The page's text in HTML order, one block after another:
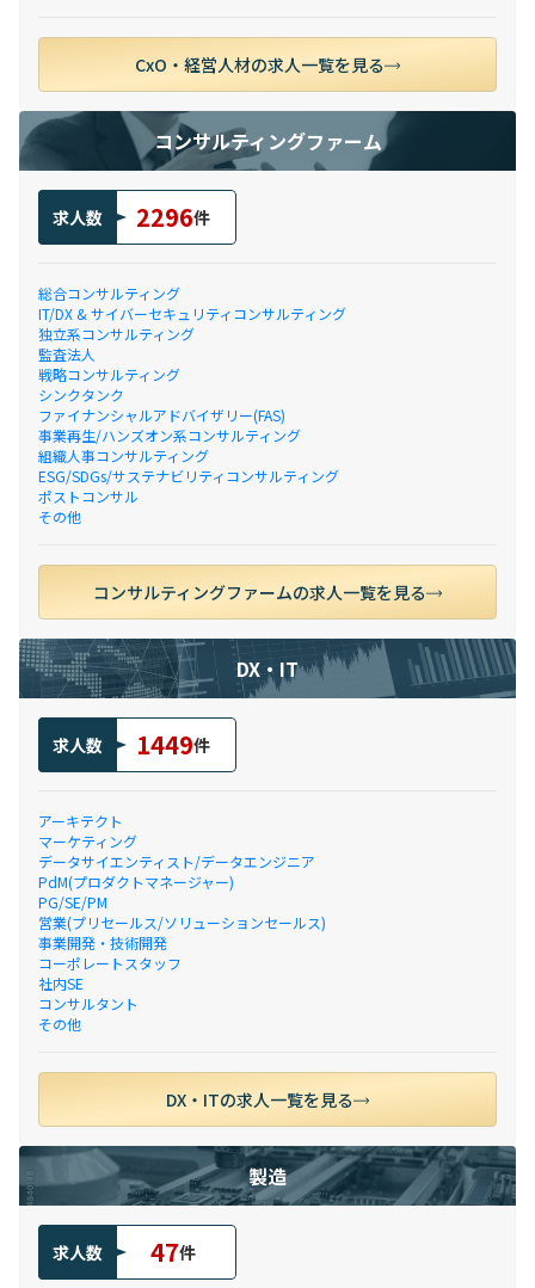
CxO・経営人材の求人一覧を見る
コンサルティングファーム
求人数 2296件
総合コンサルティング
IT/DX & サイバーセキュリティコンサルティング
独立系コンサルティング
監査法人
戦略コンサルティング
シンクタンク
ファイナンシャルアドバイザリー(FAS)
事業再生/ハンズオン系コンサルティング
組織人事コンサルティング
ESG/SDGs/サステナビリティコンサルティング
ポストコンサル
その他
コンサルティングファームの求人一覧を見る
DX・IT
求人数 1449件
アーキテクト
マーケティング
データサイエンティスト/データエンジニア
PdM(プロダクトマネージャー)
PG/SE/PM
営業(プリセールス/ソリューションセールス)
事業開発・技術開発
コーポレートスタッフ
社内SE
コンサルタント
その他
DX・ITの求人一覧を見る
製造
求人数 47件